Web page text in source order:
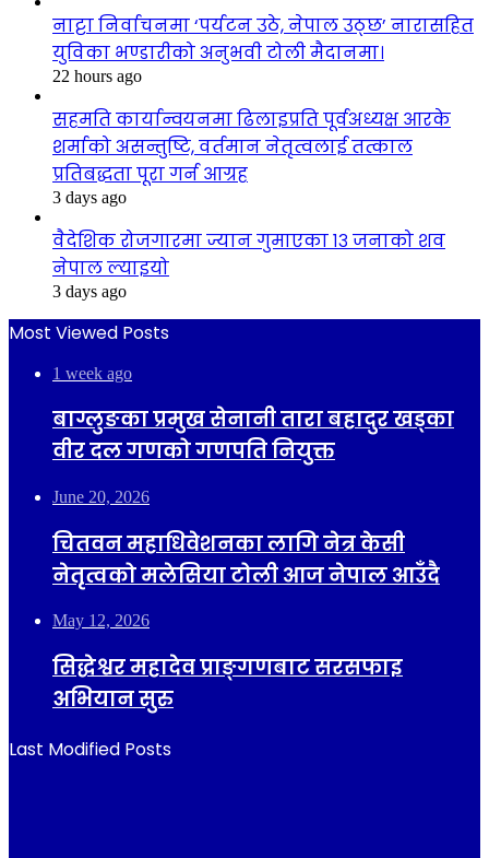
नाट्टा निर्वाचनमा ‘पर्यटन उठे, नेपाल उठ्छ’ नारासहित
युविका भण्डारीको अनुभवी टोली मैदानमा।
22 hours ago
सहमति कार्यान्वयनमा ढिलाइप्रति पूर्वअध्यक्ष आरके
शर्माको असन्तुष्टि, वर्तमान नेतृत्वलाई तत्काल
प्रतिबद्धता पूरा गर्न आग्रह
3 days ago
वैदेशिक रोजगारमा ज्यान गुमाएका १३ जनाको शव
नेपाल ल्याइयो
3 days ago
Most Viewed Posts
1 week ago
बाग्लुङका प्रमुख सेनानी तारा बहादुर खड्का
वीर दल गणको गणपति नियुक्त
June 20, 2026
चितवन महाधिवेशनका लागि नेत्र केसी
नेतृत्वको मलेसिया टोली आज नेपाल आउँदै
May 12, 2026
सिद्धेश्वर महादेव प्राङ्गणबाट सरसफाइ
अभियान सुरु
Last Modified Posts